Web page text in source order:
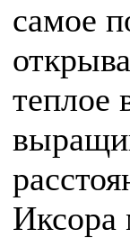
самое
теплое
Иксора